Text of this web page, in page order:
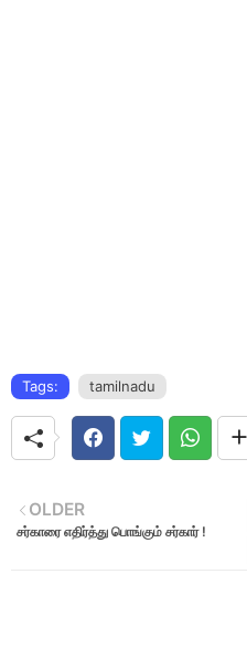
Tags: tamilnadu
OLDER
சர்காரை எதிர்த்து பொங்கும் சர்கார் !